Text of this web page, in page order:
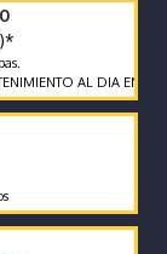
AL DIA EN AGENCIA